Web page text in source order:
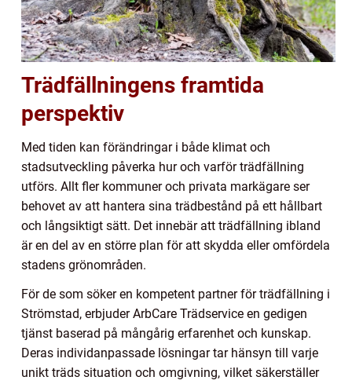
Trädfällningens framtida
perspektiv
Med tiden kan förändringar i både klimat och
stadsutveckling påverka hur och varför trädfällning
utförs. Allt fler kommuner och privata markägare ser
behovet av att hantera sina trädbestånd på ett hållbart
och långsiktigt sätt. Det innebär att trädfällning ibland
är en del av en större plan för att skydda eller omfördela
stadens grönområden.
För de som söker en kompetent partner för trädfällning i
Strömstad, erbjuder ArbCare Trädservice en gedigen
tjänst baserad på mångårig erfarenhet och kunskap.
Deras individanpassade lösningar tar hänsyn till varje
unikt träds situation och omgivning, vilket säkerställer